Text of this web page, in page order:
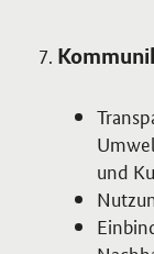
und